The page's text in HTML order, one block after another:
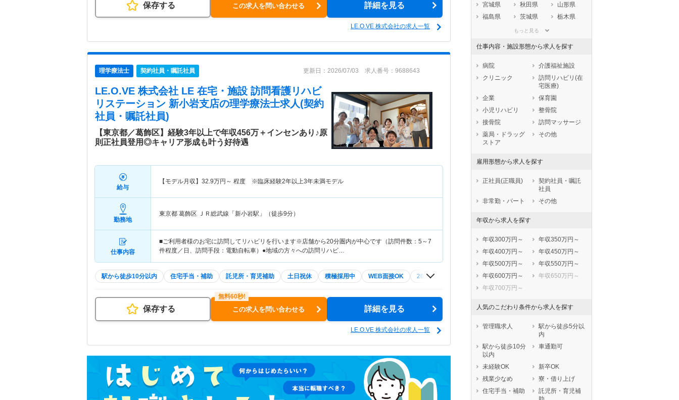
保存する この求人を問い合わせる 詳細を見る
LE.O.VE 株式会社の求人一覧
理学療法士 契約社員・嘱託社員 更新日：2026/07/03 求人番号：9688643
LE.O.VE 株式会社 LE 在宅・施設 訪問看護リハビ
リステーション 新小岩支店の理学療法士求人(契約
社員・嘱託社員)
【東京都／葛飾区】経験3年以上で年収456万＋インセンあり♪原
則正社員登用◎キャリア形成も叶う好待遇
給与
【モデル月収】 32.9万円～ 程度 ※臨床経験2年以上3年未満モデル
勤務地
東京都 葛飾区 ＪＲ総武線「新小岩駅」（徒歩9分）
仕事内容
■ご利用者様のお宅に訪問してリハビリを行います※店舗から20分圏内が中心です（訪問件数：5～7
件程度／日、訪問手段：電動自転車）●地域の方々への訪問リハビ…
駅から徒歩10分以内 住宅手当・補助 託児所・育児補助 土日祝休 積極採用中 WEB面接OK 2027年4月入職可 夏～秋入職可 1月入職可
保存する この求人を問い合わせる 詳細を見る
LE.O.VE 株式会社の求人一覧
宮城県
秋田県
山形県
福島県
茨城県
栃木県
埼玉県
石川県
福井県
岐阜県
静岡県
愛知県
三重県
大阪府
兵庫県
奈良県
鳥取県
島根県
広島県
山口県
徳島県
香川県
愛媛県
熊本県
大分県
もっと見る
仕事内容・施設形態から求人を探す
病院
介護福祉施設
クリニック
訪問リハビリ(在
宅医療)
企業
保育園
小児リハビリ
整骨院
接骨院
訪問マッサージ
薬局・ドラッグ
ストア
その他
雇用形態から求人を探す
正社員(正職員)
契約社員・嘱託
社員
非常勤・パート
その他
年収から求人を探す
年収300万円～
年収350万円～
年収400万円～
年収450万円～
年収500万円～
年収550万円～
年収600万円～
年収650万円～
年収700万円～
人気のこだわり条件から求人を探す
管理職求人
駅から徒歩5分以
内
駅から徒歩10分
以内
車通勤可
未経験OK
新卒OK
残業少なめ
寮・借り上げ
住宅手当・補助
託児所・育児補